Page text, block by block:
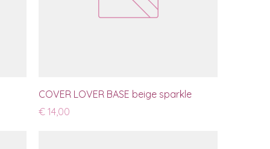
COVER LOVER BASE beige sparkle
Prijs
€ 14,00